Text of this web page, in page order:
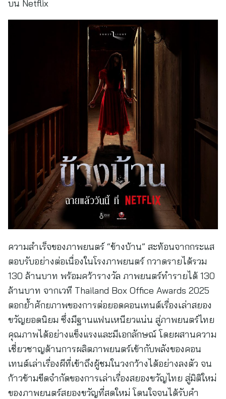
บน Netflix
ความสำเร็จของภาพยนตร์ “ข้างบ้าน” สะท้อนจากกระแส
ตอบรับอย่างต่อเนื่องในโรงภาพยนตร์ กวาดรายได้รวม
130 ล้านบาท พร้อมคว้ารางวัล ภาพยนตร์ทำรายได้ 130
ล้านบาท จากเวที Thailand Box Office Awards 2025
ตอกย้ำศักยภาพของการต่อยอดคอนเทนต์เรื่องเล่าสยอง
ขวัญยอดนิยม ซึ่งมีฐานแฟนเหนียวแน่น สู่ภาพยนตร์ไทย
คุณภาพได้อย่างแข็งแรงและมีเอกลักษณ์ โดยผสานความ
เชี่ยวชาญด้านการผลิตภาพยนตร์เข้ากับพลังของคอน
เทนต์เล่าเรื่องผีที่เข้าถึงผู้ชมในวงกว้างได้อย่างลงตัว จน
ก้าวข้ามขีดจำกัดของการเล่าเรื่องสยองขวัญไทย สู่มิติใหม่
ของภาพยนตร์สยองขวัญที่สดใหม่ โดนใจจนได้รับคำ